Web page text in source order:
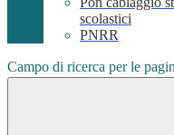
scolastici
PNRR
Campo di ricerca per le